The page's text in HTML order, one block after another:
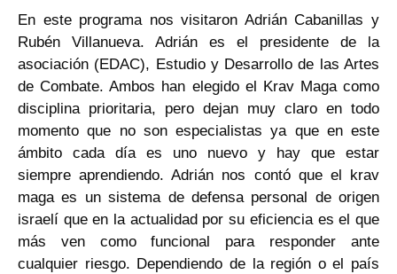
En este programa nos visitaron Adrián Cabanillas y
Rubén Villanueva. Adrián es el presidente de la
asociación (EDAC), Estudio y Desarrollo de las Artes
de Combate. Ambos han elegido el Krav Maga como
disciplina prioritaria, pero dejan muy claro en todo
momento que no son especialistas ya que en este
ámbito cada día es uno nuevo y hay que estar
siempre aprendiendo. Adrián nos contó que el krav
maga es un sistema de defensa personal de origen
israelí que en la actualidad por su eficiencia es el que
más ven como funcional para responder ante
cualquier riesgo. Dependiendo de la región o el país